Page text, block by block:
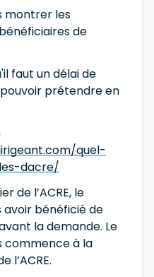
montrer les
de
faut un délai de
prétendre en
quel-
dacre/
de l’ACRE, le
bénéficié de
la demande. Le
commence à la
l’ACRE.